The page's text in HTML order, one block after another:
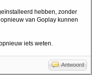
hebben, zonder
van Goplay kunnen
iets weten.
Antwoord